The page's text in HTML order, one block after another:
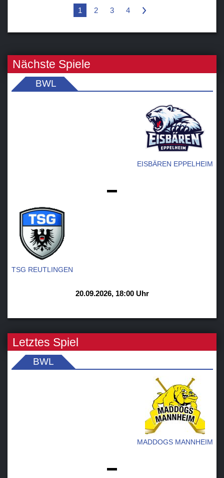
1 2 3 4 >
Nächste Spiele
BWL
EISBÄREN EPPELHEIM
TSG REUTLINGEN
20.09.2026, 18:00 Uhr
Letztes Spiel
BWL
MADDOGS MANNHEIM
-